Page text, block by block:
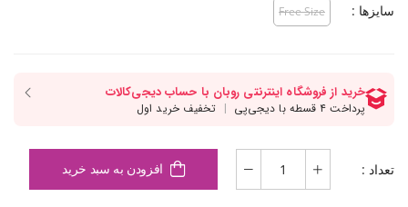
سایزها : Free Size
تعداد : افزودن به سبد خرید